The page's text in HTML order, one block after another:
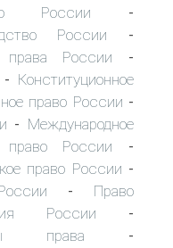
России -
России -
России -
- Конституционное
право России -
- Международное
право России -
право России -
- Право
России -
права -